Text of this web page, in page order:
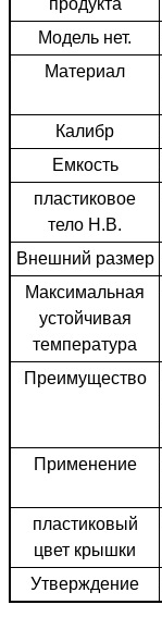
Модель нет.
Материал
Калибр
Емкость
пластиковое
тело Н.В.
Внешний размер
Максимальная
устойчивая
температура
Преимущество
Применение
пластиковый
цвет крышки
Утверждение